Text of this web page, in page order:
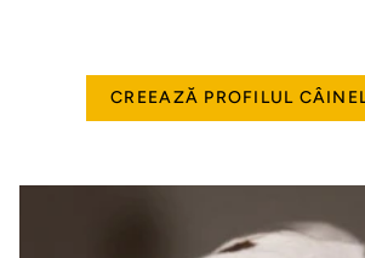
CREEAZĂ PROFILUL